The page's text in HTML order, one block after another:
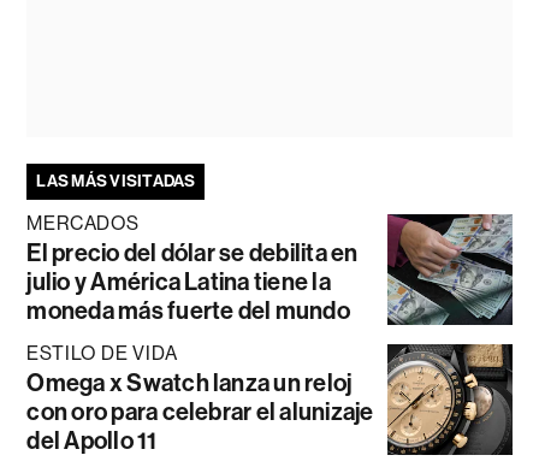
LAS MÁS VISITADAS
MERCADOS
El precio del dólar se debilita en
julio y América Latina tiene la
moneda más fuerte del mundo
ESTILO DE VIDA
Omega x Swatch lanza un reloj
con oro para celebrar el alunizaje
del Apollo 11